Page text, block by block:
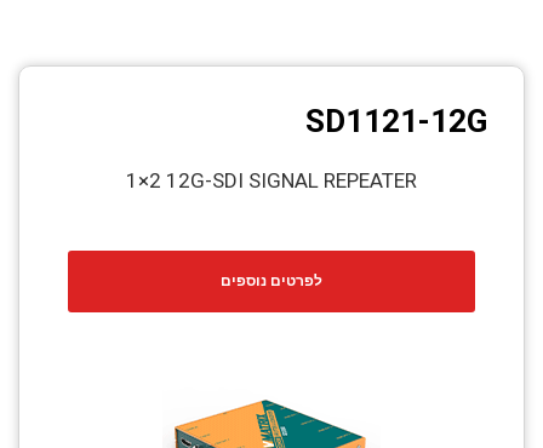
PTZ Confrence Camera
C-Mount Lenss
Professional Video Equipment
Fiber Optic
AV over IP
Photo Printers
SD1121-12G
1×2 12G-SDI SIGNAL REPEATER
לפרטים נוספים